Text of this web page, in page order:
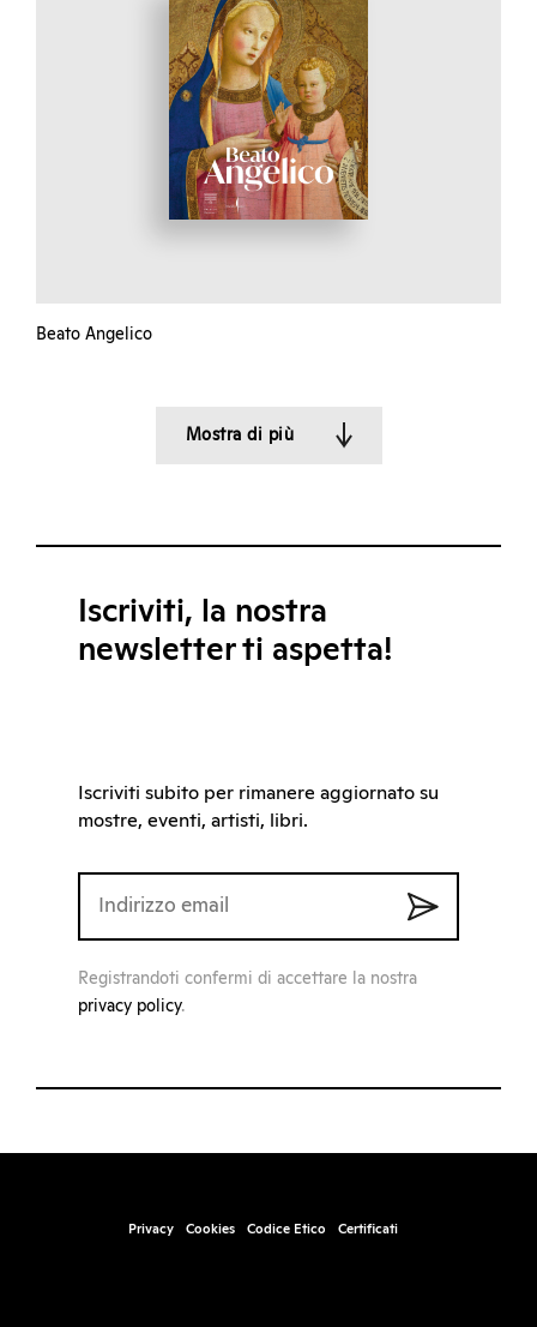
Beato Angelico
Mostra di più
Iscriviti, la nostra
newsletter ti aspetta!
Iscriviti subito per rimanere aggiornato su
mostre, eventi, artisti, libri.
Registrandoti confermi di accettare la nostra
privacy policy.
Privacy Cookies Codice Etico Certificati